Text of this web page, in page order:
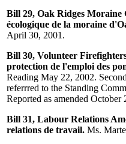
Bill 29, Oak Ridges Moraine
écologique de la moraine
April 30, 2001.
Bill 30, Volunteer
protection de l'emploi des
Reading May 22, 2002.
referrred to the Standing
Reported as amended
Bill 31, Labour Relations
relations de travail. Ms.